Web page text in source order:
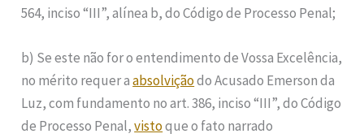
564, inciso “III”, alínea b, do Código de Processo Penal;
b) Se este não for o entendimento de Vossa Excelência,
no mérito requer aabsolviçãodo Acusado Emerson da
Luz, com fundamento no art. 386, inciso “III”, do Código
de Processo Penal,vistoque o fato narrado